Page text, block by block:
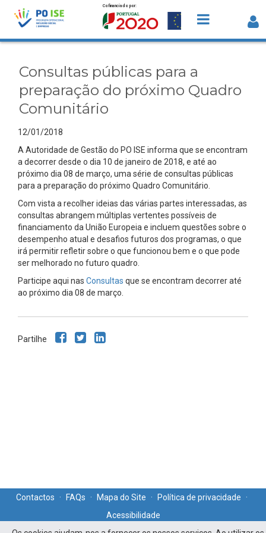
Saltar para o conteúdo
do próximo Quadro Comunitário -
Detalhe da Notícia
Cofinanciado por:
Consultas públicas para a
preparação do próximo Quadro
Comunitário
12/01/2018
A Autoridade de Gestão do PO ISE informa que se encontram
a decorrer desde o dia 10 de janeiro de 2018, e até ao
próximo dia 08 de março, uma série de consultas públicas
para a preparação do próximo Quadro Comunitário.
Com vista a recolher ideias das várias partes interessadas, as
consultas abrangem múltiplas vertentes possíveis de
financiamento da União Europeia e incluem questões sobre o
desempenho atual e desafios futuros dos programas, o que
irá permitir refletir sobre o que funcionou bem e o que pode
ser melhorado no futuro quadro.
Participe aqui nas Consultas que se encontram decorrer até
ao próximo dia 08 de março.
Partilhe
Contactos · FAQs · Mapa do Site · Política de privacidade
·
Acessibilidade